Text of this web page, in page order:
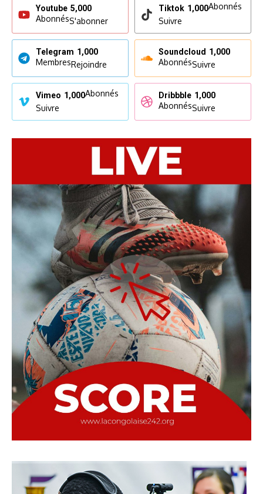
Youtube 5,000
AbonnésS'abonner
Tiktok 1,000Abonnés
Suivre
Telegram 1,000
MembresRejoindre
Soundcloud 1,000
AbonnésSuivre
Vimeo 1,000Abonnés
Suivre
Dribbble 1,000
AbonnésSuivre